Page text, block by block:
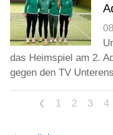
das Heimspiel am 2.
gegen den TV
< 1 2 3 4